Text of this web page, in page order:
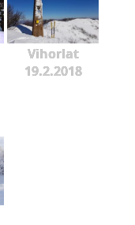
Vihorlat
19.2.2018